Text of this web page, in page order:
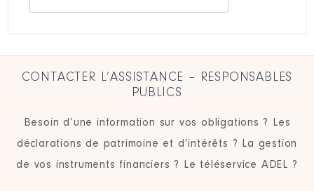
CONTACTER L’ASSISTANCE – RESPONSABLES
PUBLICS
Besoin d’une information sur vos obligations ? Les
déclarations de patrimoine et d’intérêts ? La gestion
de vos instruments financiers ? Le téléservice ADEL ?